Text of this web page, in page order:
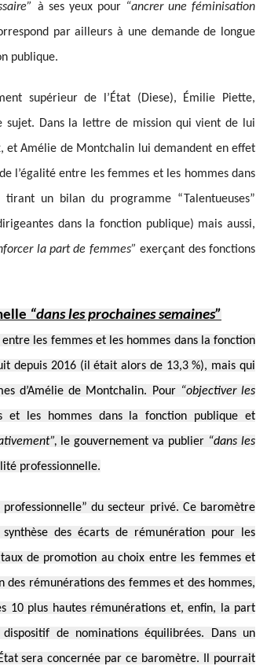
à ses yeux pour “ancrer une féminisation
par ailleurs à une demande de longue
publique.
supérieur de l’État (Diese), Émilie Piette,
sujet. Dans la lettre de mission qui vient de lui
et Amélie de Montchalin lui demandent en effet
l’égalité entre les femmes et les hommes dans
un bilan du programme “Talentueuses”
dans la fonction publique) mais aussi,
la part de femmes”exerçant des fonctions
“dans les prochaines semaines”
les femmes et les hommes dans la fonction
depuis 2016 (il était alors de 13,3 %), mais qui
d’Amélie de Montchalin. Pour“objectiver les
et les hommes dans la fonction publique et
le gouvernement va publier “dans les
professionnelle.
du secteur privé. Ce baromètre
des écarts de rémunération pour les
de promotion au choix entre les femmes et
rémunérations des femmes et des hommes,
10 plus hautes rémunérations et, enfin, la part
de nominations équilibrées. Dans un
sera concernée par ce baromètre. Il pourrait